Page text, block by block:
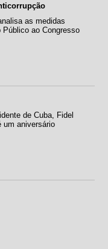
as medidas
ao Congresso
de Cuba, Fidel
um aniversário